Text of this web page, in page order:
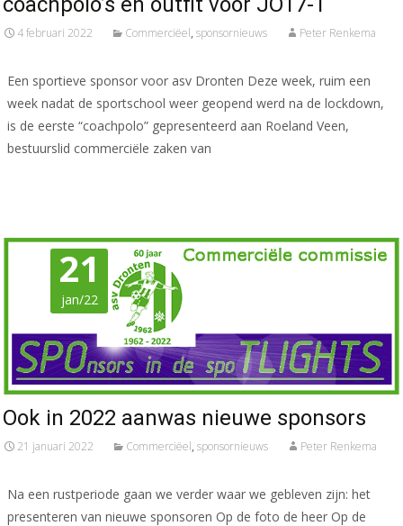
4 februari 2022 Commerciëel, sponsornieuws Peter Renkema
Een sportieve sponsor voor asv Dronten Deze week, ruim een
week nadat de sportschool weer geopend werd na de lockdown,
is de eerste “coachpolo” gepresenteerd aan Roeland Veen,
bestuurslid commerciële zaken van
21
jan/22
Ook in 2022 aanwas nieuwe sponsors
21 januari 2022 Commerciëel, sponsornieuws Peter Renkema
Na een rustperiode gaan we verder waar we gebleven zijn: het
presenteren van nieuwe sponsoren Op de foto de heer Op de